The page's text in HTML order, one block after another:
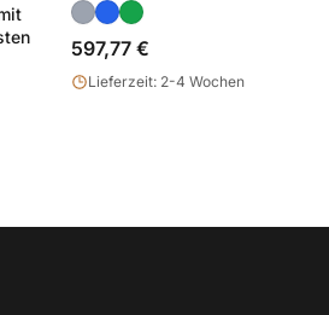
597,77 €
Lieferzeit: 2-4 Wochen